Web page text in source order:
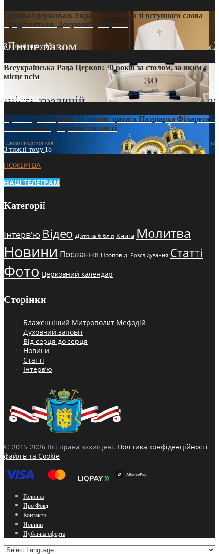
Церква і держава в Україні: формула зі вступного слова
Предстоятеля. Документ доктрини
3 тижні тому13
Всеукраїнська Рада Церков: 30 років за столом, за яким є
місце всім
3 тижні тому12
Проповідь Епіфанія 15 липня: цитата Патріарха Філарета з
його амвона. Документ тяглості
3 тижні тому18
ПОЖЕРТВА
НАШ ТЕЛЕГРАМ
Категорії
Інтерв'ю Відео Дитяча біблія Книга Молитва
Новини Послання Проповіді Розслідування Статті
Фото Церковний календар
Сторінки
Блаженніший Митрополит Мефодій
Духовний заповіт
Від серця до серця
Новини
Статті
Інтерв’ю
© 2015-2026 Всі права захищені. Політика конфіденційності
файлів та Cookie
Головна
Про Фонд
Контакти
Новини
Публічна оферта